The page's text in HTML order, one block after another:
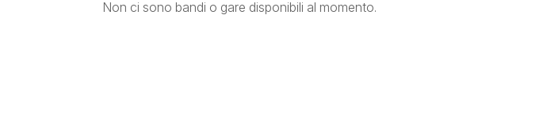
Non ci sono bandi o gare disponibili al momento.